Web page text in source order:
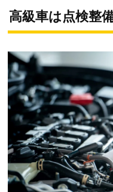
高級車は点検整